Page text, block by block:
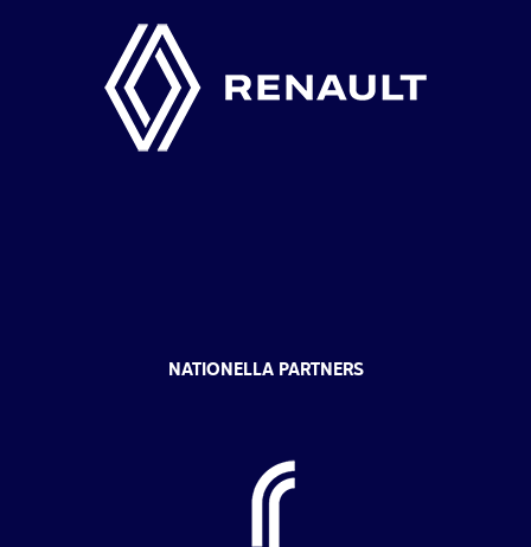
NATIONELLA PARTNERS